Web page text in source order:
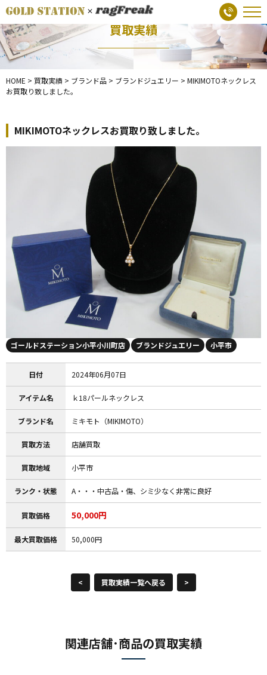
買取実績
HOME > 買取実績 > ブランド品 > ブランドジュエリー > MIKIMOTOネックレス
お買取り致しました。
MIKIMOTOネックレスお買取り致しました。
ゴールドステーション小平小川町店 ブランドジュエリー 小平市
日付 2024年06月07日
アイテム名 ｋ18パールネックレス
ブランド名 ミキモト（MIKIMOTO）
買取方法 店舗買取
買取地域 小平市
ランク・状態 A・・・中古品・傷、シミ少なく非常に良好
買取価格 50,000円
最大買取価格 50,000円
< 買取実績一覧へ戻る >
関連店舗･商品の買取実績